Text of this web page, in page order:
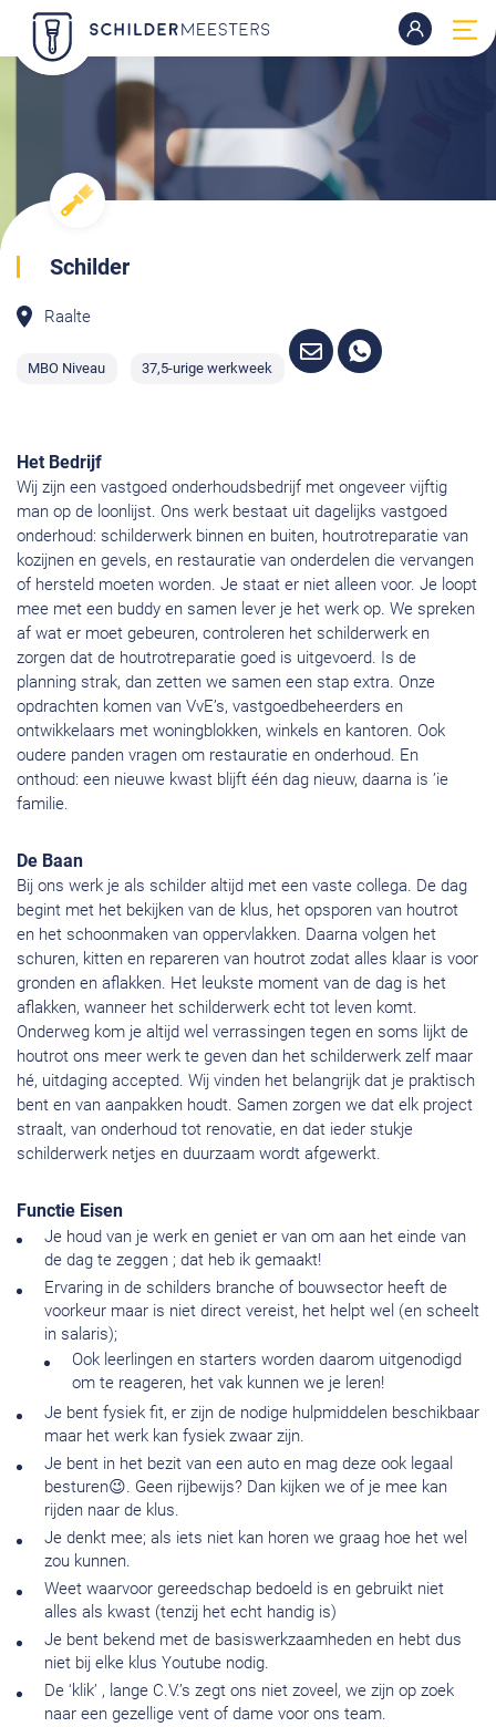
Schilder
Raalte
MBO Niveau 37,5-urige werkweek
Het Bedrijf
Wij zijn een vastgoed onderhoudsbedrijf met ongeveer vijftig
man op de loonlijst. Ons werk bestaat uit dagelijks vastgoed
onderhoud: schilderwerk binnen en buiten, houtrotreparatie van
kozijnen en gevels, en restauratie van onderdelen die vervangen
of hersteld moeten worden. Je staat er niet alleen voor. Je loopt
mee met een buddy en samen lever je het werk op. We spreken
af wat er moet gebeuren, controleren het schilderwerk en
zorgen dat de houtrotreparatie goed is uitgevoerd. Is de
planning strak, dan zetten we samen een stap extra. Onze
opdrachten komen van VvE’s, vastgoedbeheerders en
ontwikkelaars met woningblokken, winkels en kantoren. Ook
oudere panden vragen om restauratie en onderhoud. En
onthoud: een nieuwe kwast blijft één dag nieuw, daarna is ’ie
familie.
De Baan
Bij ons werk je als schilder altijd met een vaste collega. De dag
begint met het bekijken van de klus, het opsporen van houtrot
en het schoonmaken van oppervlakken. Daarna volgen het
schuren, kitten en repareren van houtrot zodat alles klaar is voor
gronden en aflakken. Het leukste moment van de dag is het
aflakken, wanneer het schilderwerk echt tot leven komt.
Onderweg kom je altijd wel verrassingen tegen en soms lijkt de
houtrot ons meer werk te geven dan het schilderwerk zelf maar
hé, uitdaging accepted. Wij vinden het belangrijk dat je praktisch
bent en van aanpakken houdt. Samen zorgen we dat elk project
straalt, van onderhoud tot renovatie, en dat ieder stukje
schilderwerk netjes en duurzaam wordt afgewerkt.
Functie Eisen
Je houd van je werk en geniet er van om aan het einde van
de dag te zeggen ; dat heb ik gemaakt!
Ervaring in de schilders branche of bouwsector heeft de
voorkeur maar is niet direct vereist, het helpt wel (en scheelt
in salaris);
Ook leerlingen en starters worden daarom uitgenodigd
om te reageren, het vak kunnen we je leren!
Je bent fysiek fit, er zijn de nodige hulpmiddelen beschikbaar
maar het werk kan fysiek zwaar zijn.
Je bent in het bezit van een auto en mag deze ook legaal
besturen😉. Geen rijbewijs? Dan kijken we of je mee kan
rijden naar de klus.
Je denkt mee; als iets niet kan horen we graag hoe het wel
zou kunnen.
Weet waarvoor gereedschap bedoeld is en gebruikt niet
alles als kwast (tenzij het echt handig is)
Je bent bekend met de basiswerkzaamheden en hebt dus
niet bij elke klus Youtube nodig.
De ‘klik’ , lange C.V.’s zegt ons niet zoveel, we zijn op zoek
naar een gezellige vent of dame voor ons team.